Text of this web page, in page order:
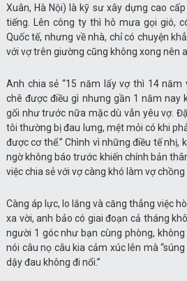
Xuân, Hà Nội) là kỹ sư xây dựng cao
tiếng. Lên công ty thì hô mưa gọi gió,
Quốc tế, nhưng về nhà, chỉ có chuyện
với vợ trên giường cũng không xong nên
Anh chia sẻ “15 năm lấy vợ thì 14 năm
chê được điều gì nhưng gần 1 năm nay
gối như trước nữa mặc dù vẫn yêu vợ.
tôi thường bị đau lưng, mệt mỏi có khi
được cơ thể.” Chình vì những điều tế nhị,
ngờ không báo trước khiến chính bản
việc chia sẻ với vợ càng khó làm vợ
Càng áp lực, lo lắng và căng thẳng việc
xa vời, anh bảo có giai đoạn cả tháng
người 1 góc như bạn cùng phòng,
nói câu nọ câu kia cảm xúc lên mà
dậy đau không đi nổi.”